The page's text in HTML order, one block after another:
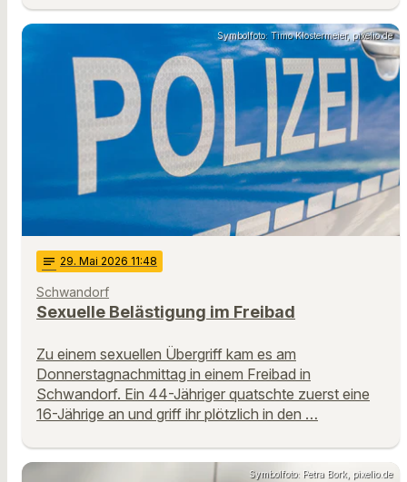
Symbolfoto: Timo Klostermeier, pixelio.de
notes 29. Mai 2026 11:48
Schwandorf
Sexuelle Belästigung im Freibad
Zu einem sexuellen Übergriff kam es am
Donnerstagnachmittag in einem Freibad in
Schwandorf. Ein 44-Jähriger quatschte zuerst eine
16-Jährige an und griff ihr plötzlich in den …
Symbolfoto: Petra Bork, pixelio.de